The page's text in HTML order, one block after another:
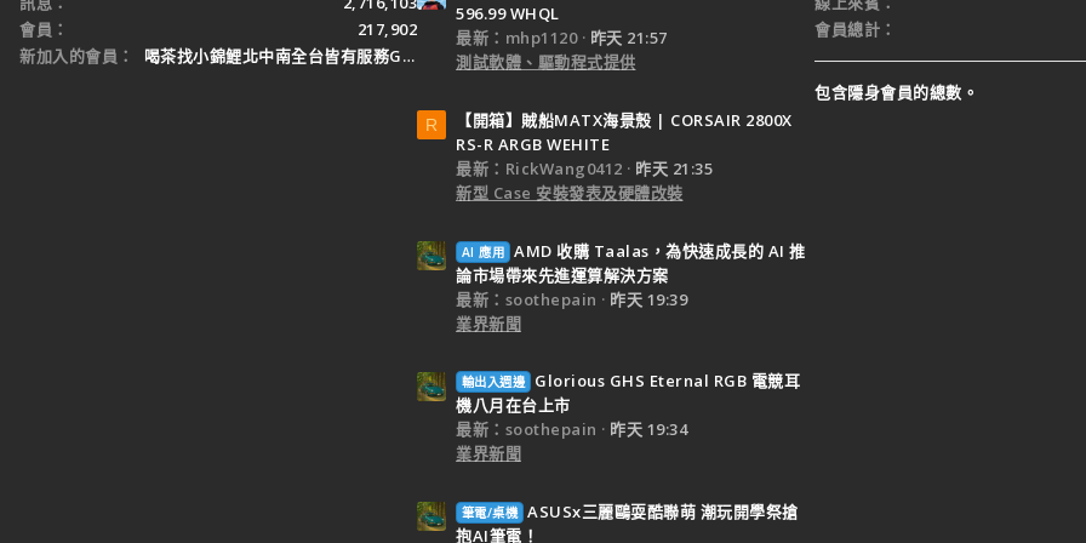
會員
217,902
新加入的會員
喝茶找小錦鯉北中南全台皆有服務Gleezy：tw3
596.99 WHQL
最新：mhp1120
昨天 21:57
測試軟體、驅動程式提供
R
【開箱】賊船MATX海景殼 | CORSAIR 2800X
RS-R ARGB WEHITE
最新：RickWang0412
昨天 21:35
新型 Case 安裝發表及硬體改裝
AI 應用 AMD 收購 Taalas，為快速成長的 AI 推
論市場帶來先進運算解決方案
最新：soothepain
昨天 19:39
業界新聞
輸出入週邊
Glorious GHS Eternal RGB 電競耳
機八月在台上市
最新：soothepain
昨天 19:34
業界新聞
筆電/桌機 ASUSx三麗鷗耍酷聯萌 潮玩開學祭搶
抱AI筆電！
會員總計
包含隱身會員的總數。